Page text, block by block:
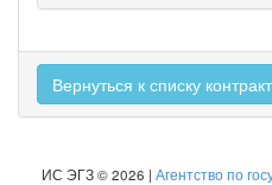
Вернуться к списку
ИС ЭГЗ © 2026 | Агентство по